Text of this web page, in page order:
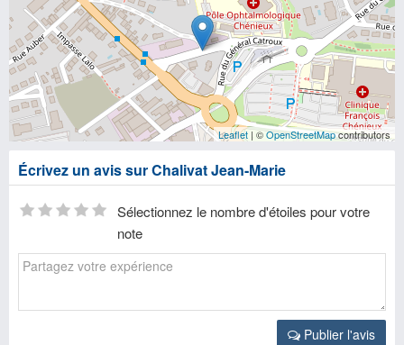
Leaflet | ©OpenStreetMapcontributors
Écrivez un avis sur Chalivat Jean-Marie
Sélectionnez le nombre d'étoiles pour votre
note
Publier l'avis